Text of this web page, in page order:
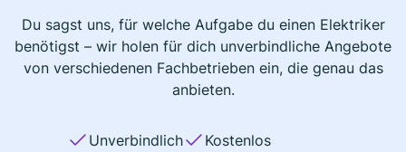
Du sagst uns, für welche Aufgabe du einen Elektriker
benötigst – wir holen für dich unverbindliche Angebote
von verschiedenen Fachbetrieben ein, die genau das
anbieten.
Unverbindlich
Kostenlos